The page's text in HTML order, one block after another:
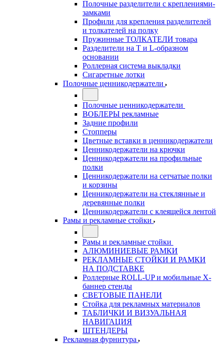
Полочные разделители с креплениями-
замками
Профили для крепления разделителей
и толкателей на полку
Пружинные ТОЛКАТЕЛИ товара
Разделители на Т и L-образном
основании
Роллерная система выкладки
Сигаретные лотки
Полочные ценникодержатели
Полочные ценникодержатели
ВОБЛЕРЫ рекламные
Задние профили
Стопперы
Цветные вставки в ценникодержатели
Ценникодержатели на крючки
Ценникодержатели на профильные
полки
Ценникодержатели на сетчатые полки
и корзины
Ценникодержатели на стеклянные и
деревянные полки
Ценникодержатели с клеящейся лентой
Рамы и рекламные стойки
Рамы и рекламные стойки
АЛЮМИНИЕВЫЕ РАМКИ
РЕКЛАМНЫЕ СТОЙКИ И РАМКИ
НА ПОДСТАВКЕ
Роллерные ROLL-UP и мобильные X-
баннер стенды
СВЕТОВЫЕ ПАНЕЛИ
Стойка для рекламных материалов
ТАБЛИЧКИ И ВИЗУАЛЬНАЯ
НАВИГАЦИЯ
ШТЕНДЕРЫ
Рекламная фурнитура